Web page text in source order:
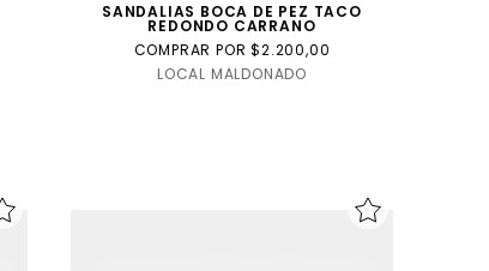
SANDALIAS BOCA DE PEZ TACO
REDONDO CARRANO
COMPRAR POR $2.200,00
LOCAL MALDONADO